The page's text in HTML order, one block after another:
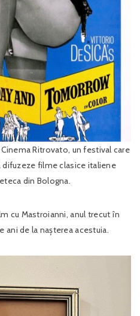
Ritrovato, un festival care
difuzeze filme clasice italiene
din Bologna.
cu Mastroianni, anul trecut în
de la nașterea acestuia.